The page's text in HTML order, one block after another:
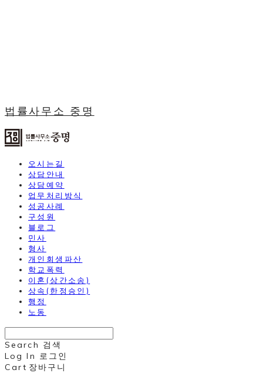
법률사무소 중명
오시는길
상담안내
상담예약
업무처리방식
성공사례
구성원
블로그
민사
형사
개인회생파산
학교폭력
이혼(상간소송)
상속(한정승인)
행정
노동
Search 검색
Log In 로그인
Cart 장바구니